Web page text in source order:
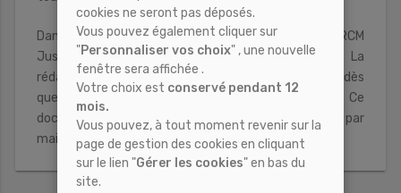
Dans tous les cas,il vous suffit de contacter CRCM
Justice par mail ou à partir de notre site web. La
rédaction du procès-verbal de constat commence dès
que nous avons achevé nos constatations. Ce
document vous est ensuite rapidement envoyé par
mail, au format PDF.
cookies ne seront pas déposés.
Vous pouvez également cliquer sur
"Personnaliser vos choix" , une nouvelle
fenêtre sera affichée .
Votre choix est conservé pendant 12
mois.
Vous pouvez, à tout moment revenir sur la
page de gestion des cookies en cliquant
sur le lien "Gérer les cookies" en bas du
site.